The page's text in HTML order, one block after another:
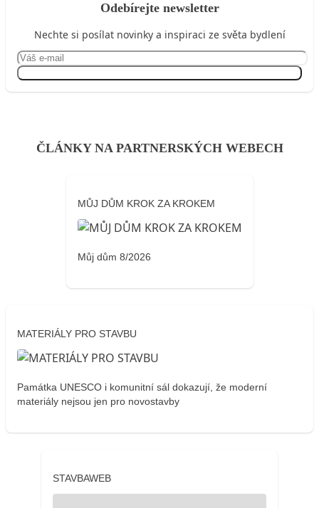
Odebírejte newsletter
Nechte si posílat novinky a inspiraci ze světa bydlení
ČLÁNKY NA PARTNERSKÝCH WEBECH
MŮJ DŮM KROK ZA KROKEM
Můj dům 8/2026
MATERIÁLY PRO STAVBU
Památka UNESCO i komunitní sál dokazují, že moderní
materiály nejsou jen pro novostavby
STAVBAWEB